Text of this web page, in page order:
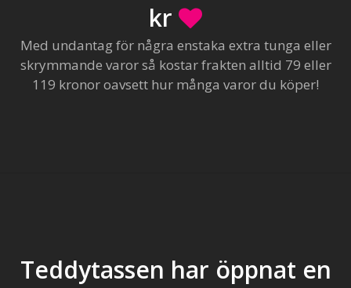
kr
Med undantag för några enstaka extra tunga eller
skrymmande varor så kostar frakten alltid 79 eller
119 kronor oavsett hur många varor du köper!
Teddytassen har öppnat en